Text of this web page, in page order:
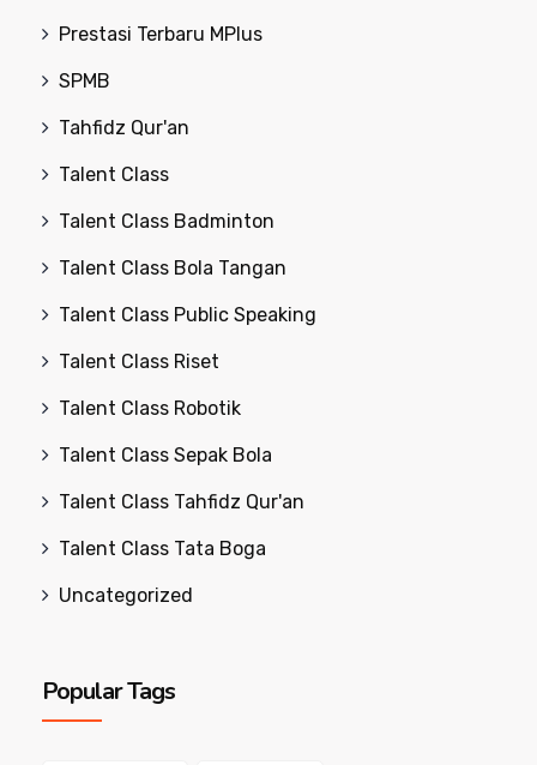
Prestasi Terbaru MPlus
SPMB
Tahfidz Qur'an
Talent Class
Talent Class Badminton
Talent Class Bola Tangan
Talent Class Public Speaking
Talent Class Riset
Talent Class Robotik
Talent Class Sepak Bola
Talent Class Tahfidz Qur'an
Talent Class Tata Boga
Uncategorized
Popular Tags